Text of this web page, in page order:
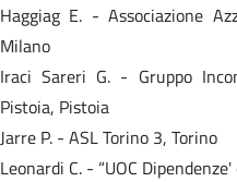
Haggiag E. - Associazione
Milano
Iraci Sareri G. - Gruppo
Pistoia, Pistoia
Jarre P. - ASL Torino 3, Torino
Leonardi C. - “UOC